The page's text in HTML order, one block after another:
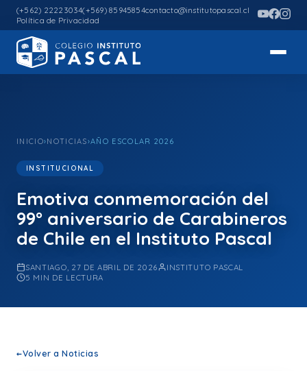
(+562) 22223034(+569) 85945854contacto@institutopascal.cl
Política de Privacidad
INICIO›NOTICIAS›AÑO ESCOLAR 2026
INSTITUCIONAL
Emotiva conmemoración del
99° aniversario de Carabineros
de Chile en el Instituto Pascal
SANTIAGO, 27 DE ABRIL DE 2026
INSTITUTO PASCAL
5 MIN DE LECTURA
←Volver a Noticias